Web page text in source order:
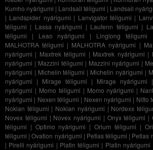
Kumho nyárigumi | Landsail téligumi | Landsail
| Landspider nyárigumi | Lanvigator téligumi |
téligumi | Lassa nyárigumi | Laufenn téligumi |
téligumi | Leao nyárigumi | Linglong téligumi
MALHOTRA téligumi | MALHOTRA nyárigumi |
nyárigumi | Maxtrek téligumi | Maxtrek nyárigumi |
nyárigumi | Mazzini téligumi | Mazzini nyárigumi |
nyárigumi | Michelin téligumi | Michelin nyárigumi |
nyárigumi | Mirage téligumi | Mirage nyárigumi |
nyárigumi | Momo téligumi | Momo nyárigumi |
nyárigumi | Nexen téligumi | Nexen nyárigumi | Nitto
Nokian téligumi | Nokian nyárigumi | Nordexx
Novex téligumi | Novex nyárigumi | Onyx téligumi |
téligumi | Optimo nyárigumi |Orium téligumi |
téligumi |Ovation nyárigumi | Petlas téligumi | Petlas
| Pirelli nyárigumi | Platin téligumi | Platin nyárigumi